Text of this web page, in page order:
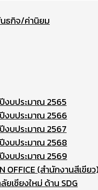
ธกิจ/ค่านิยม
งบประมาณ 2565
งบประมาณ 2566
งบประมาณ 2567
งบประมาณ 2568
งบประมาณ 2569
OFFICE (สำนักงานสีเขีย
เชียงใหม่ ด้าน SDG